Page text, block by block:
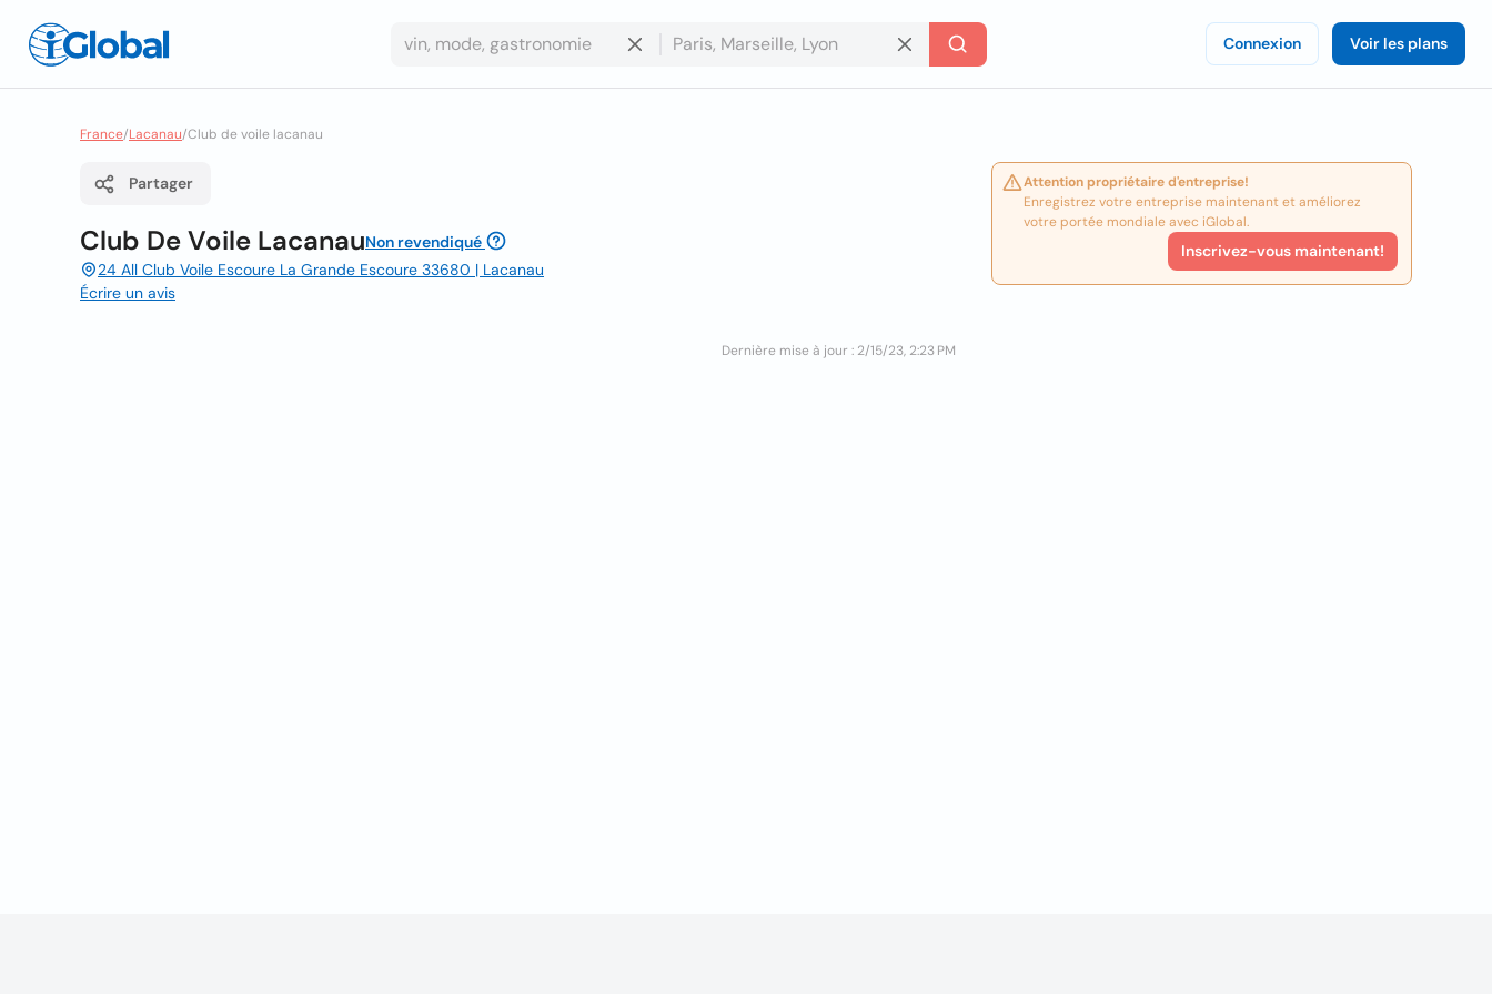
Connexion Voir les plans
France/Lacanau/Club de voile lacanau
Partager
Club De Voile LacanauNon revendiqué
24 All Club Voile Escoure La Grande Escoure 33680 | Lacanau
Écrire un avis
Dernière mise à jour : 2/15/23, 2:23 PM
Attention propriétaire d'entreprise!
Enregistrez votre entreprise maintenant et améliorez
votre portée mondiale avec iGlobal.
Inscrivez-vous maintenant!